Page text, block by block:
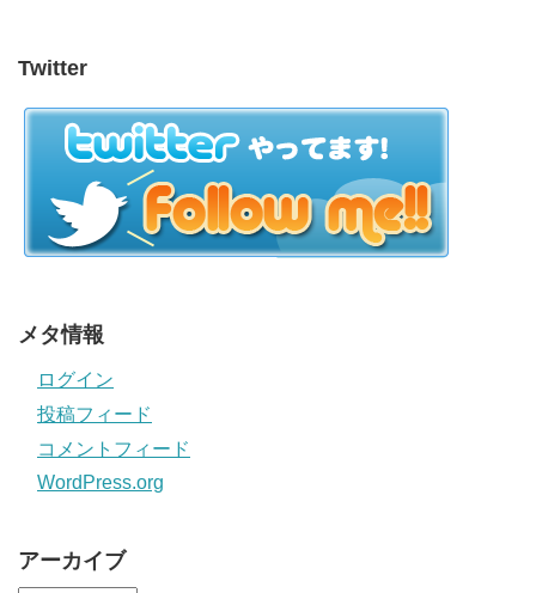
Twitter
メタ情報
ログイン
投稿フィード
コメントフィード
WordPress.org
アーカイブ